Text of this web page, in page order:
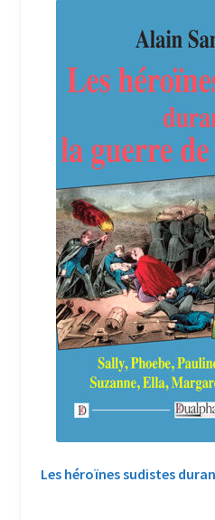
Listes d’Envies
Livres de Peter Randa
Livres de Philippe Randa
Newsletter
Nous Contacter
Panier
Politique de confidentialité
Qui sommes-nous ?
Soutien à Philippe Randa
Suivi de la Commande
Les héroïnes sudistes